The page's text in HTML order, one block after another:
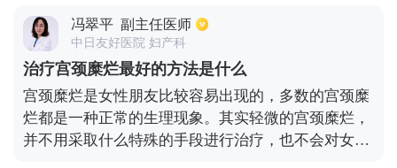
一二年才能见效相比，烤瓷牙则只需要两周的时间就
能完成，所以烤瓷牙属于快速矫正的一种方法，其缺
点是矫正期间会对牙齿造成磨损。
冯翠平 副主任医师
中日友好医院 妇产科
治疗宫颈糜烂最好的方法是什么
宫颈糜烂是女性朋友比较容易出现的，多数的宫颈糜
烂都是一种正常的生理现象。其实轻微的宫颈糜烂，
并不用采取什么特殊的手段进行治疗，也不会对女性